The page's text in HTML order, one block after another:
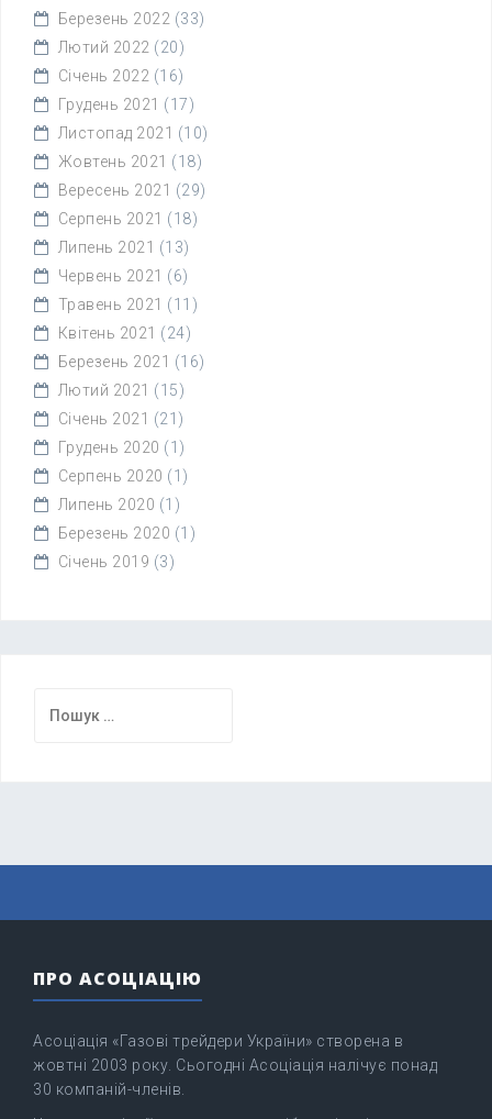
Березень 2022 (33)
Лютий 2022 (20)
Січень 2022 (16)
Грудень 2021 (17)
Листопад 2021 (10)
Жовтень 2021 (18)
Вересень 2021 (29)
Серпень 2021 (18)
Липень 2021 (13)
Червень 2021 (6)
Травень 2021 (11)
Квітень 2021 (24)
Березень 2021 (16)
Лютий 2021 (15)
Січень 2021 (21)
Грудень 2020 (1)
Серпень 2020 (1)
Липень 2020 (1)
Березень 2020 (1)
Січень 2019 (3)
ПРО АСОЦІАЦІЮ
Асоціація «Газові трейдери України» створена в
жовтні 2003 року. Сьогодні Асоціація налічує понад
30 компаній-членів.